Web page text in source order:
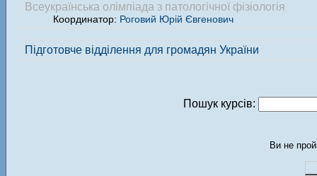
Всеукраїнська олімпіада з патологічної фізіологія
Координатор: Роговий Юрій Євгенович
Підготовче відділення для громадян України
Пошук курсів:
Ви не